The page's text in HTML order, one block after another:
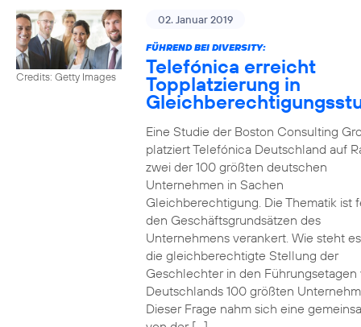
Credits: Getty Images
02. Januar 2019
FÜHREND BEI DIVERSITY:
Telefónica erreicht
Topplatzierung in
Eine Studie der Boston Consulting
platziert Telefónica Deutschland auf
zwei der 100 größten deutschen
Unternehmen in Sachen
Gleichberechtigung. Die Thematik ist
den Geschäftsgrundsätzen des
Unternehmens verankert. Wie steht
die gleichberechtigte Stellung der
Geschlechter in den Führungsetagen
Deutschlands 100 größten
Dieser Frage nahm sich eine